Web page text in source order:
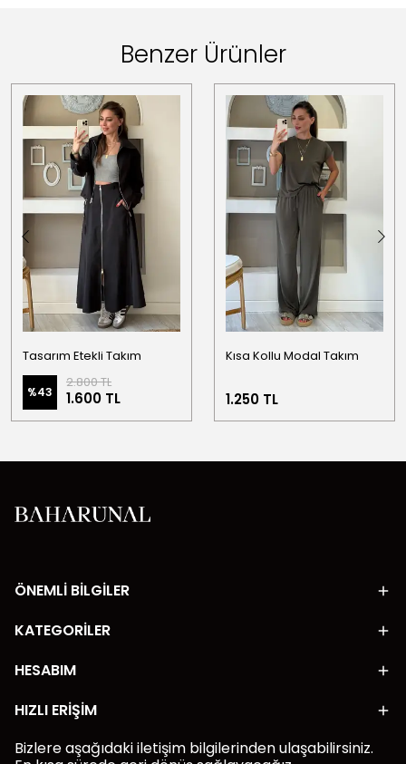
Benzer Ürünler
Tasarım Etekli Takım
%43
2.800 TL
1.600 TL
Kısa Kollu Modal Takım
1.250 TL
ÖNEMLİ BİLGİLER
KATEGORİLER
HESABIM
HIZLI ERİŞİM
Bizlere aşağıdaki iletişim bilgilerinden ulaşabilirsiniz.